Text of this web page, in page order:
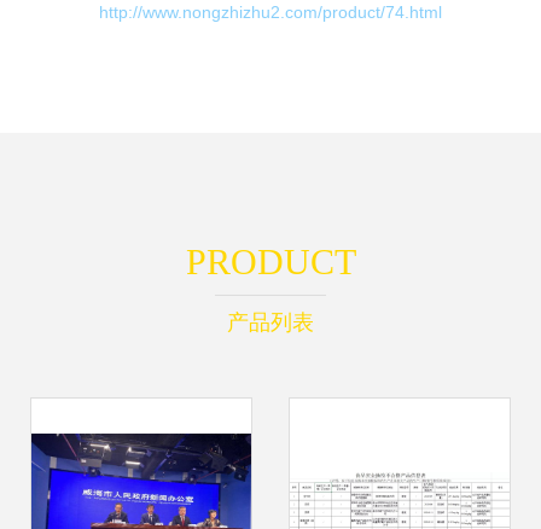
http://www.nongzhizhu2.com/product/74.html
PRODUCT
产品列表